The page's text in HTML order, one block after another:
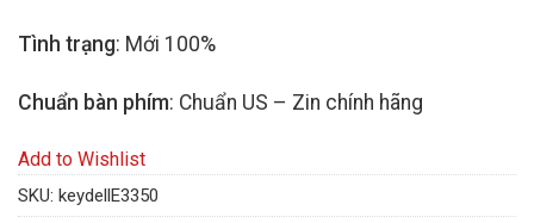
Tình trạng: Mới 100%
Chuẩn bàn phím: Chuẩn US – Zin chính hãng
Add to Wishlist
SKU: keydellE3350